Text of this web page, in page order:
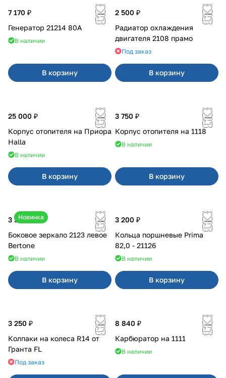
7 170 ₽
Генератор 21214 80А
В наличии
В корзину
2 500 ₽
Радиатор охлаждения
двигателя 2108 прамо
Под заказ
В корзину
25 000 ₽
Корпус отопителя на Приора
Halla
В наличии
В корзину
3 750 ₽
Корпус отопителя на 1118
В наличии
В корзину
Новинка
3 500 ₽
Боковое зеркало 2123 левое
Bertone
В наличии
В корзину
3 200 ₽
Кольца поршневые Prima
82,0 - 21126
В наличии
В корзину
3 250 ₽
Колпаки на колеса R14 от
Гранта FL
Под заказ
8 840 ₽
Карбюратор на 1111
В наличии